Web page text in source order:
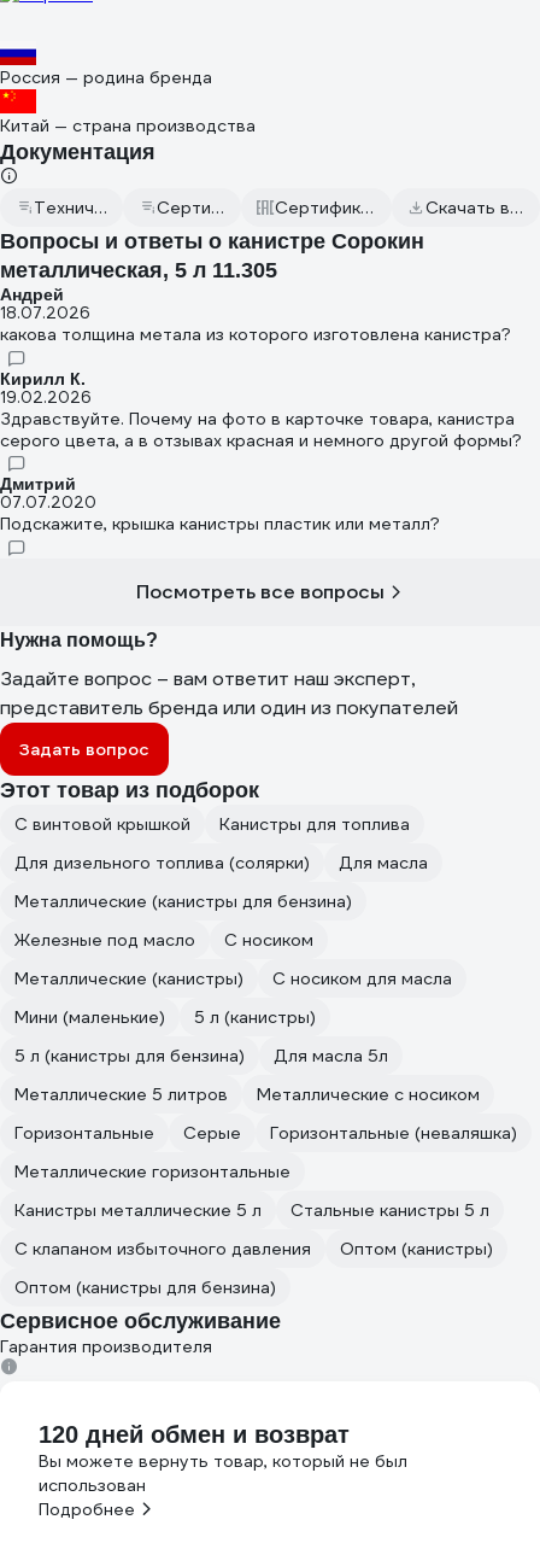
Россия — родина бренда
Китай — страна производства
Документация
Технический паспорт Сертификат дилера Сертификаты соответствия Скачать всю документацию
Вопросы и ответы о канистре Сорокин
металлическая, 5 л 11.305
Андрей
18.07.2026
какова толщина метала из которого изготовлена канистра?
Кирилл К.
19.02.2026
Здравствуйте. Почему на фото в карточке товара, канистра
серого цвета, а в отзывах красная и немного другой формы?
Дмитрий
07.07.2020
Подскажите, крышка канистры пластик или металл?
Посмотреть все вопросы
Нужна помощь?
Задайте вопрос – вам ответит наш эксперт,
представитель бренда или один из покупателей
Задать вопрос
Этот товар из подборок
С винтовой крышкой
Канистры для топлива
Для дизельного топлива (солярки)
Для масла
Металлические (канистры для бензина)
Железные под масло
С носиком
Металлические (канистры)
С носиком для масла
Мини (маленькие)
5 л (канистры)
5 л (канистры для бензина)
Для масла 5л
Металлические 5 литров
Металлические с носиком
Горизонтальные
Серые
Горизонтальные (неваляшка)
Металлические горизонтальные
Канистры металлические 5 л
Стальные канистры 5 л
С клапаном избыточного давления
Оптом (канистры)
Оптом (канистры для бензина)
Сервисное обслуживание
Гарантия производителя
120 дней обмен и возврат
Вы можете вернуть товар, который не был
использован
Подробнее